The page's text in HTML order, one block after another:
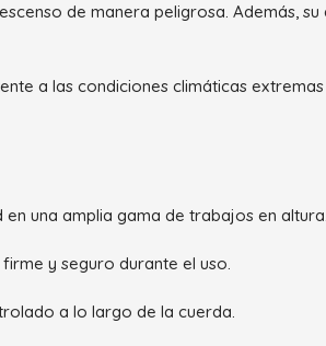
de manera peligrosa. Además,
a las condiciones climáticas
una amplia gama de trabajos en altura.
y seguro durante el uso.
a lo largo de la cuerda.